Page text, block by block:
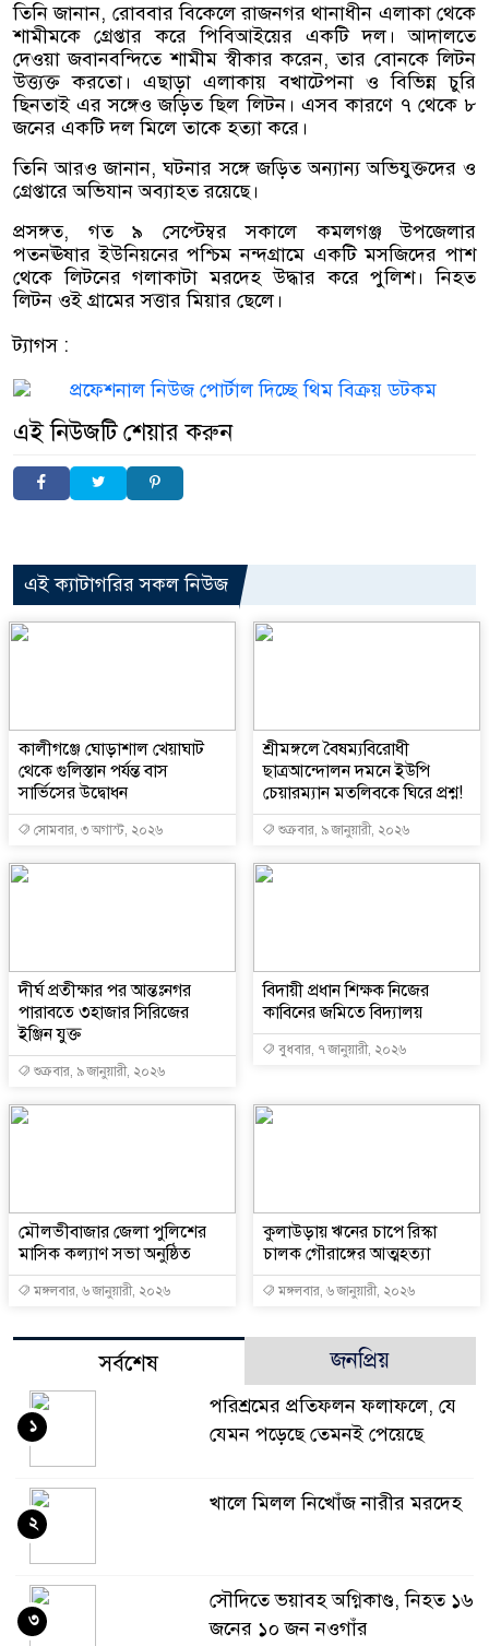
তিনি জানান, রোববার বিকেলে রাজনগর থানাধীন এলাকা থেকে
শামীমকে গ্রেপ্তার করে পিবিআইয়ের একটি দল। আদালতে
দেওয়া জবানবন্দিতে শামীম স্বীকার করেন, তার বোনকে লিটন
উত্ত্যক্ত করতো। এছাড়া এলাকায় বখাটেপনা ও বিভিন্ন চুরি
ছিনতাই এর সঙ্গেও জড়িত ছিল লিটন। এসব কারণে ৭ থেকে ৮
জনের একটি দল মিলে তাকে হত্যা করে।
তিনি আরও জানান, ঘটনার সঙ্গে জড়িত অন্যান্য অভিযুক্তদের ও
গ্রেপ্তারে অভিযান অব্যাহত রয়েছে।
প্রসঙ্গত, গত ৯ সেপ্টেম্বর সকালে কমলগঞ্জ উপজেলার
পতনঊষার ইউনিয়নের পশ্চিম নন্দগ্রামে একটি মসজিদের পাশ
থেকে লিটনের গলাকাটা মরদেহ উদ্ধার করে পুলিশ। নিহত
লিটন ওই গ্রামের সত্তার মিয়ার ছেলে।
ট্যাগস :
এই নিউজটি শেয়ার করুন
এই ক্যাটাগরির সকল নিউজ
কালীগঞ্জে ঘোড়াশাল খেয়াঘাট
থেকে গুলিস্তান পর্যন্ত বাস
সার্ভিসের উদ্বোধন
সোমবার, ৩ অগাস্ট, ২০২৬
শ্রীমঙ্গলে বৈষম্যবিরোধী
ছাত্রআন্দোলন দমনে ইউপি
চেয়ারম্যান মতলিবকে ঘিরে প্রশ্ন!
শুক্রবার, ৯ জানুয়ারী, ২০২৬
দীর্ঘ প্রতীক্ষার পর আন্তঃনগর
পারাবতে ৩হাজার সিরিজের
ইঞ্জিন যুক্ত
শুক্রবার, ৯ জানুয়ারী, ২০২৬
বিদায়ী প্রধান শিক্ষক নিজের
কাবিনের জমিতে বিদ্যালয়
বুধবার, ৭ জানুয়ারী, ২০২৬
মৌলভীবাজার জেলা পুলিশের
মাসিক কল্যাণ সভা অনুষ্ঠিত
মঙ্গলবার, ৬ জানুয়ারী, ২০২৬
কুলাউড়ায় ঋনের চাপে রিস্কা
চালক গৌরাঙ্গের আত্মহত্যা
মঙ্গলবার, ৬ জানুয়ারী, ২০২৬
সর্বশেষ জনপ্রিয়
পরিশ্রমের প্রতিফলন ফলাফলে, যে
যেমন পড়েছে তেমনই পেয়েছে
১
খালে মিলল নিখোঁজ নারীর মরদেহ
২
সৌদিতে ভয়াবহ অগ্নিকাণ্ড, নিহত ১৬
জনের ১০ জন নওগাঁর
৩